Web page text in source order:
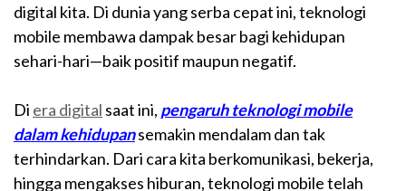
digital kita. Di dunia yang serba cepat ini, teknologi
mobile membawa dampak besar bagi kehidupan
sehari-hari—baik positif maupun negatif.
Di era digital saat ini, pengaruh teknologi mobile
dalam kehidupansemakin mendalam dan tak
terhindarkan. Dari cara kita berkomunikasi, bekerja,
hingga mengakses hiburan, teknologi mobile telah